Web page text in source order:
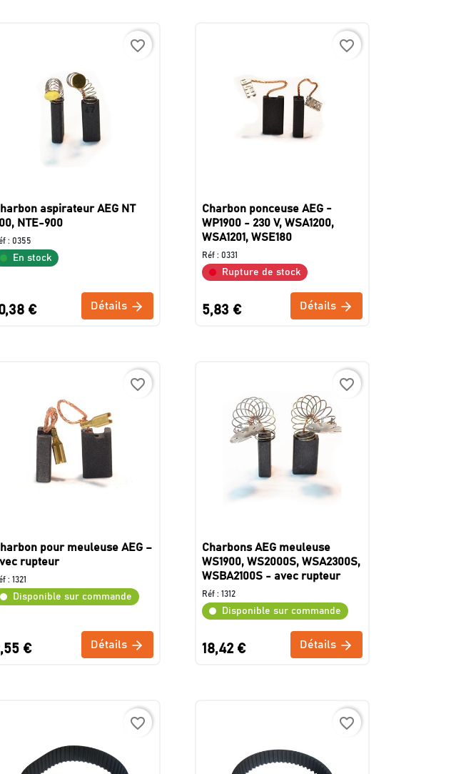
favorite_border
aspirateur AEG NT
NTE-900
: 0355
En stock
€ Détails
favorite_border
Charbon ponceuse AEG -
WP1900 - 230 V, WSA1200,
WSA1201, WSE180
Réf : 0331
Rupture de stock
5,83 € Détails
favorite_border
pour meuleuse AEG –
rupteur
: 1321
Disponible sur commande
€ Détails
favorite_border
Charbons AEG meuleuse
WS1900, WS2000S, WSA2300S,
WSBA2100S - avec rupteur
Réf : 1312
Disponible sur commande
18,42 € Détails
favorite_border favorite_border